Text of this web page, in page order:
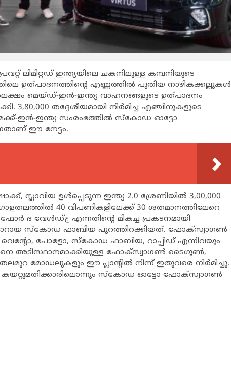
ലിമിറ്റഡ് ഇന്ത്യയിലെ ചകനിലുള്ള കമ്പനിയുടെ
ഉത്പാദനത്തിന്‍റെ എണ്ണത്തില്‍ പുതിയ നാഴികക്കല്ലുകള്‍
മെയ്ഡ്-ഇന്‍-ഇന്ത്യ വാഹനങ്ങളുടെ ഉത്പാദനം
തദ്ദേശീയമായി നിര്‍മിച്ച എഞ്ചിനുകളുടെ
മേക്ക്-ഇന്‍-ഇന്ത്യ സംരംഭത്തില്‍ സ്കോഡ ഓട്ടോ
ഈ നേട്ടം.
ഉള്‍പ്പെടുന്ന ഇന്ത്യ 2.0 ശ്രേണിയില്‍ 3,00,000
40 വിപണികളിലേക്ക് 30 ശതമാനത്തിലേറെ
കാറായ സ്കോഡ ഫാബിയ പുറത്തിറക്കിയത്. ഫോക്സ്വാഗണ്‍
പോളോ, സ്കോഡ ഫാബിയ, റാപ്പിഡ് എന്നിവയും
അടിസ്ഥാനമാക്കിയുള്ള ഫോക്സ്വാഗണ്‍ ടൈഗൂണ്‍,
മോഡലുകളും ഈ പ്ലാന്‍റില്‍ നിന്ന് ഇതുവരെ നിര്‍മിച്ചു.
കയറ്റുമതിക്കാരിലൊന്നും സ്കോഡ ഓട്ടോ ഫോക്സ്വാഗണ്‍